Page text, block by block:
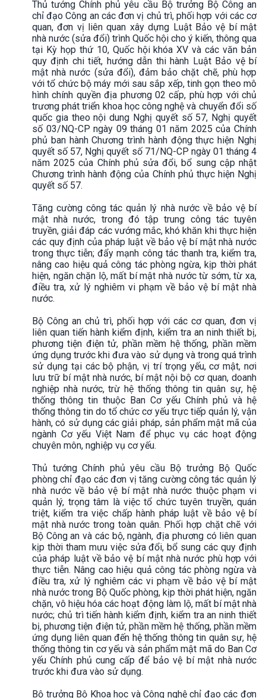
Thủ tướng Chính phủ yêu cầu Bộ trưởng Bộ Công an
chỉ đạo Công an các đơn vị chủ trì, phối hợp với các cơ
quan, đơn vị liên quan xây dựng Luật Bảo vệ bí mật
nhà nước (sửa đổi) trình Quốc hội cho ý kiến, thông qua
tại Kỳ họp thứ 10, Quốc hội khóa XV và các văn bản
quy định chi tiết, hướng dẫn thi hành Luật Bảo vệ bí
mật nhà nước (sửa đổi), đảm bảo chặt chẽ, phù hợp
với tổ chức bộ máy mới sau sắp xếp, tinh gọn theo mô
hình chính quyền địa phương 02 cấp, phù hợp với chủ
trương phát triển khoa học công nghệ và chuyển đổi số
quốc gia theo nội dung Nghị quyết số 57, Nghị quyết
số 03/NQ-CP ngày 09 tháng 01 năm 2025 của Chính
phủ ban hành Chương trình hành động thực hiện Nghị
quyết số 57, Nghị quyết số 71/NQ-CP ngày 01 tháng 4
năm 2025 của Chính phủ sửa đổi, bổ sung cập nhật
Chương trình hành động của Chính phủ thực hiện Nghị
quyết số 57.
Tăng cường công tác quản lý nhà nước về bảo vệ bí
mật nhà nước, trong đó tập trung công tác tuyên
truyền, giải đáp các vướng mắc, khó khăn khi thực hiện
các quy định của pháp luật về bảo vệ bí mật nhà nước
trong thực tiễn; đẩy mạnh công tác thanh tra, kiểm tra,
nâng cao hiệu quả công tác phòng ngừa, kịp thời phát
hiện, ngăn chặn lộ, mất bí mật nhà nước từ sớm, từ xa,
điều tra, xử lý nghiêm vi phạm về bảo vệ bí mật nhà
nước.
Bộ Công an chủ trì, phối hợp với các cơ quan, đơn vị
liên quan tiến hành kiểm định, kiểm tra an ninh thiết bị,
phương tiện điện tử, phần mềm hệ thống, phần mềm
ứng dụng trước khi đưa vào sử dụng và trong quá trình
sử dụng tại các bộ phận, vị trí trọng yếu, cơ mật, nơi
lưu trữ bí mật nhà nước, bí mật nội bộ cơ quan, doanh
nghiệp nhà nước, trừ hệ thống thông tin quân sự, hệ
thống thông tin thuộc Ban Cơ yếu Chính phủ và hệ
thống thông tin do tổ chức cơ yếu trực tiếp quản lý, vận
hành, có sử dụng các giải pháp, sản phẩm mật mã của
ngành Cơ yếu Việt Nam để phục vụ các hoạt động
chuyên môn, nghiệp vụ cơ yếu.
Thủ tướng Chính phủ yêu cầu Bộ trưởng Bộ Quốc
phòng chỉ đạo các đơn vị tăng cường công tác quản lý
nhà nước về bảo vệ bí mật nhà nước thuộc phạm vi
quản lý, trọng tâm là việc tổ chức tuyên truyền, quán
triệt, kiểm tra việc chấp hành pháp luật về bảo vệ bí
mật nhà nước trong toàn quân. Phối hợp chặt chẽ với
Bộ Công an và các bộ, ngành, địa phương có liên quan
kịp thời tham mưu việc sửa đổi, bổ sung các quy định
của pháp luật về bảo vệ bí mật nhà nước phù hợp với
thực tiễn. Nâng cao hiệu quả công tác phòng ngừa và
điều tra, xử lý nghiêm các vi phạm về bảo vệ bí mật
nhà nước trong Bộ Quốc phòng, kịp thời phát hiện, ngăn
chặn, vô hiệu hóa các hoạt động làm lộ, mất bí mật nhà
nước; chủ trì tiến hành kiểm định, kiểm tra an ninh thiết
bị, phương tiện điện tử, phần mềm hệ thống, phần mềm
ứng dụng liên quan đến hệ thống thông tin quân sự, hệ
thống thông tin cơ yếu và sản phẩm mật mã do Ban Cơ
yếu Chính phủ cung cấp để bảo vệ bí mật nhà nước
trước khi đưa vào sử dụng.
Bộ trưởng Bộ Khoa học và Công nghệ chỉ đạo các đơn